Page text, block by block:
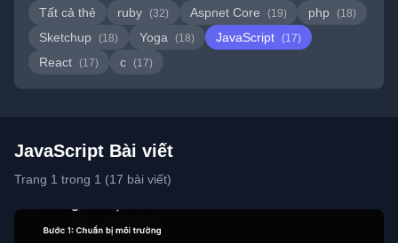
Tất cả thẻ
ruby (32) Aspnet Core (19) php (18)
Sketchup (18) Yoga (18) JavaScript (17)
React (17) c (17)
JavaScript Bài viết
Trang 1 trong 1 (17 bài viết)